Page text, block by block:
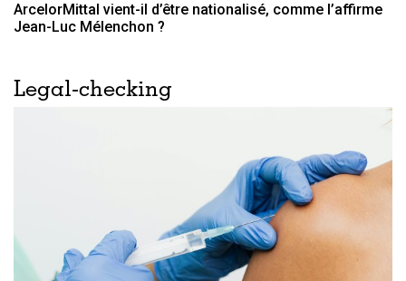
ArcelorMittal vient-il d’être nationalisé, comme l’affirme
Jean-Luc Mélenchon ?
Legal-checking